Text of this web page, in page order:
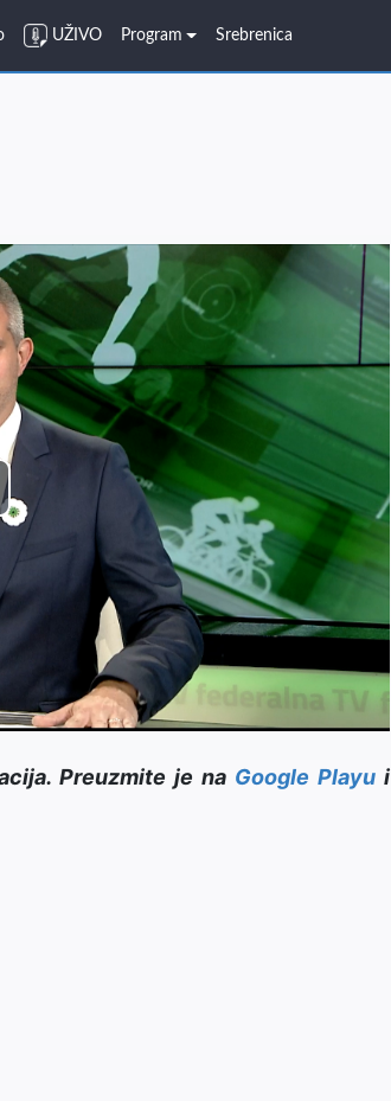
UŽIVO Program Srebrenica
Preuzmite je na Google Playui